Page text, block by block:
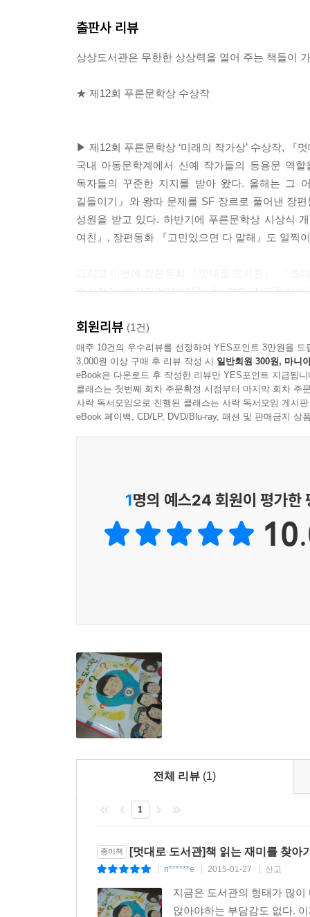
출판사 리뷰
상상도서관은 무한한 상상력을 열어 주는 책들이
★ 제12회 푸른문학상 수상작
▶ 제12회 푸른문학상 ‘미래의 작가상’ 수상작, 『
국내 아동문학계에서 신예 작가들의 등용문 역
독자들의 꾸준한 지지를 받아 왔다. 올해는 그
길들이기』와 왕따 문제를 SF 장르로 풀어낸 장
성원을 받고 있다. 하반기에 푸른문학상 시상식
여친』, 장편동화 『고민있으면 다 말해』도 일찍
수상작이 완간되었다. 이중 두 편의 장편동화
동화들이 가득 찬 무한한 상상력의 도서관으로 구
이러한 〈상상도서관〉의 주춧돌을 놓는『멋대
공간을 무대로 ‘책’과 ‘독서’를 둘러싼 아이들
읽히는 ‘읽는 재미’가 있는 동화이다. '나는 협
도서관이 사실은 지극히 현실적인 공간이라는 점
얼마 전 한 TV프로그램에 나온 초등학생의 이
넘어서도 숙제에 매달리느라 ‘몸이 예전 같지 않
엄마들은 다 그 정도’라고 당당히 밝혔다고 한
제12회 푸른문학상 수상작『멋대로 도서관』은
곳곳에 숨겨져 있는 작품이다. 멋대로 도서관의
책을 외우는 이유가 선생님이나 부모님한테 칭찬
왕중완전 우승자인 슬기에게 복수하기 위해 전
일일이 다 외우려하니 책이 지겹기만 하다. 그러다
도서관’에 얽힌 비밀과 낙서의 정체를 추리해 간다.
이 작품의 큰 장점 중 하나는 각각의 등장인물
되기를 은근히(?) 바라며 책 읽는 것을 방해하는
책을 공부하는 아이들과 ‘엄마, 아빠처럼 살고
부모들의 개입 없이도 ‘멋대로’ 즐거움을 찾아
현재 우리 아이들의 생활 전체를 고루 들여다
차별화된 매력을 지니고 있다. 그리하여 『멋대
쓰며 느끼는 진정한 책 읽기의 즐거움도 곱씹는
회원리뷰 (1건)
매주 10건의 우수리뷰를 선정하여 YES포인트 3만원을 드
3,000원 이상 구매 후 리뷰 작성 시 일반회원 300원, 마니
eBook은 다운로드 후 작성한 리뷰만 YES포인트 지급됩니
클래스는 첫번째 회차 주문확정 시점부터 마지막 회차 주
사락 독서모임으로 진행된 클래스는 사락 독서모임 게시
eBook 페이백, CD/LP, DVD/Blu-ray, 패션 및 판매금지 상
1명의 예스24 회원이 평가한
전체 리뷰 (1)
1
종이책 [멋대로 도서관]책 읽는 재미를 찾아
n******e 2015-01-27 신고
지금은 도서관의 형태가 많
앉아야하는 부담감도 없다.